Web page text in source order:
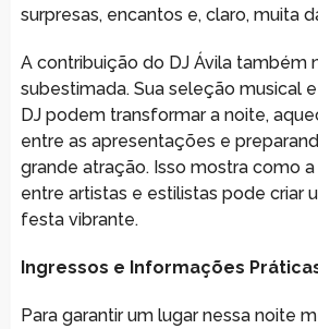
surpresas, encantos e, claro, muita
A contribuição do DJ Ávila também
subestimada. Sua seleção musical
DJ podem transformar a noite,
entre as apresentações e
grande atração. Isso mostra como
entre artistas e estilistas pode criar
festa vibrante.
Ingressos e Informações
Para garantir um lugar nessa noite